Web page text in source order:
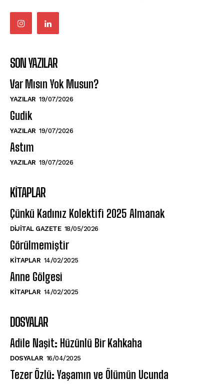
SON YAZILAR
Var Mısın Yok Musun?
YAZILAR 19/07/2026
Gudik
YAZILAR 19/07/2026
Astım
YAZILAR 19/07/2026
KITAPLAR
Çünkü Kadınız Kolektifi 2025 Almanak
DIJITAL GAZETE 18/05/2026
Görülmemiştir
KITAPLAR 14/02/2025
Anne Gölgesi
KITAPLAR 14/02/2025
DOSYALAR
Adile Naşit: Hüzünlü Bir Kahkaha
DOSYALAR 16/04/2025
Tezer Özlü: Yaşamın ve Ölümün Ucunda